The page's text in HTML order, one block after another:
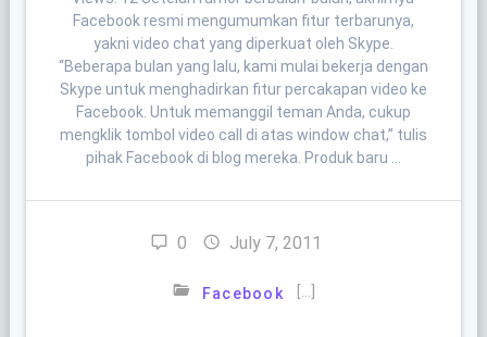
Facebook resmi mengumumkan fitur terbarunya,
yakni video chat yang diperkuat oleh Skype.
“Beberapa bulan yang lalu, kami mulai bekerja dengan
Skype untuk menghadirkan fitur percakapan video ke
Facebook. Untuk memanggil teman Anda, cukup
mengklik tombol video call di atas window chat,” tulis
pihak Facebook di blog mereka. Produk baru …
0 July 7, 2011
Facebook […]